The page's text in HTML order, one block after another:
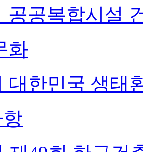
공공복합시설
화
대한민국 생태